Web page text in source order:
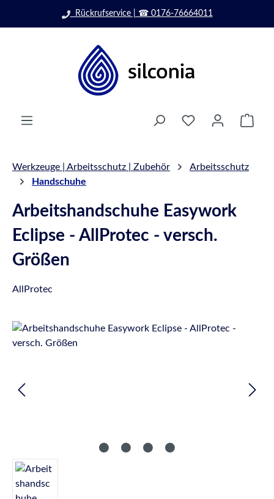
Zum Hauptinhalt springenRückrufservice | ☎ 0176-76664011
Werkzeuge | Arbeitsschutz | Zubehör
Arbeitsschutz
Handschuhe
Arbeitshandschuhe Easywork
Eclipse - AllProtec - versch.
Größen
AllProtec
Bildergalerie überspringen